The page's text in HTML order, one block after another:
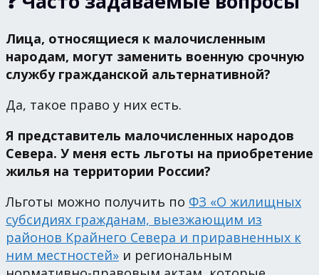
Лица, относящиеся к малочисленным
народам, могут заменить военную срочную
службу гражданской альтернативной?
Да, такое право у них есть.
Я представитель малочисленных народов
Севера. У меня есть льготы на приобретение
жилья на территории России?
Льготы можно получить по ФЗ «О жилищных
субсидиях гражданам, выезжающим из
районов Крайнего Севера и приравненных к
ним местностей» и региональным